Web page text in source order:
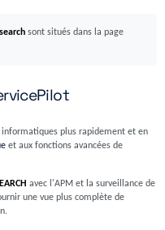
sont situés dans la page
plus rapidement et en
et aux fonctions avancées de
avec l'APM et la surveillance de
une vue plus complète de